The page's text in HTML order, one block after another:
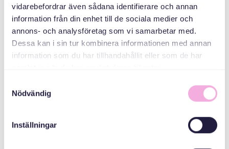
vidarebefordrar även sådana identifierare och annan
information från din enhet till de sociala medier och
annons- och analysföretag som vi samarbetar med.
Dessa kan i sin tur kombinera informationen med annan
information som du har tillhandahållit eller som de har
Nödvändig
Inställningar
Svenska med baby
E-Posta
bokningen@svenskamedbaby.se